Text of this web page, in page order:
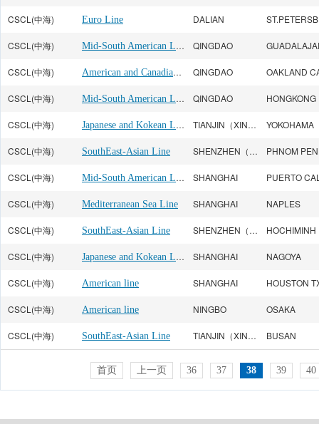
CSCL(中海) Euro Line DALIAN
CSCL(中海) Mid-South American Line QINGDAO
CSCL(中海) American and Canadian line QINGDAO OAKLAND
CSCL(中海) Mid-South American Line QINGDAO HONGKONG
CSCL(中海) Japanese and Kokean Line TIANJIN（XINGANG） YOKOHAMA
CSCL(中海) SouthEast-Asian Line SHENZHEN（SHEKOU） PHNOM
CSCL(中海) Mid-South American Line SHANGHAI
CSCL(中海) Mediterranean Sea Line SHANGHAI NAPLES
CSCL(中海) SouthEast-Asian Line SHENZHEN（SHEKOU） HOCHIMINH
CSCL(中海) Japanese and Kokean Line SHANGHAI NAGOYA
CSCL(中海) American line SHANGHAI HOUSTON
CSCL(中海) American line NINGBO OSAKA
CSCL(中海) SouthEast-Asian Line TIANJIN（XINGANG） BUSAN
首页 上一页 36 37 38 39 40